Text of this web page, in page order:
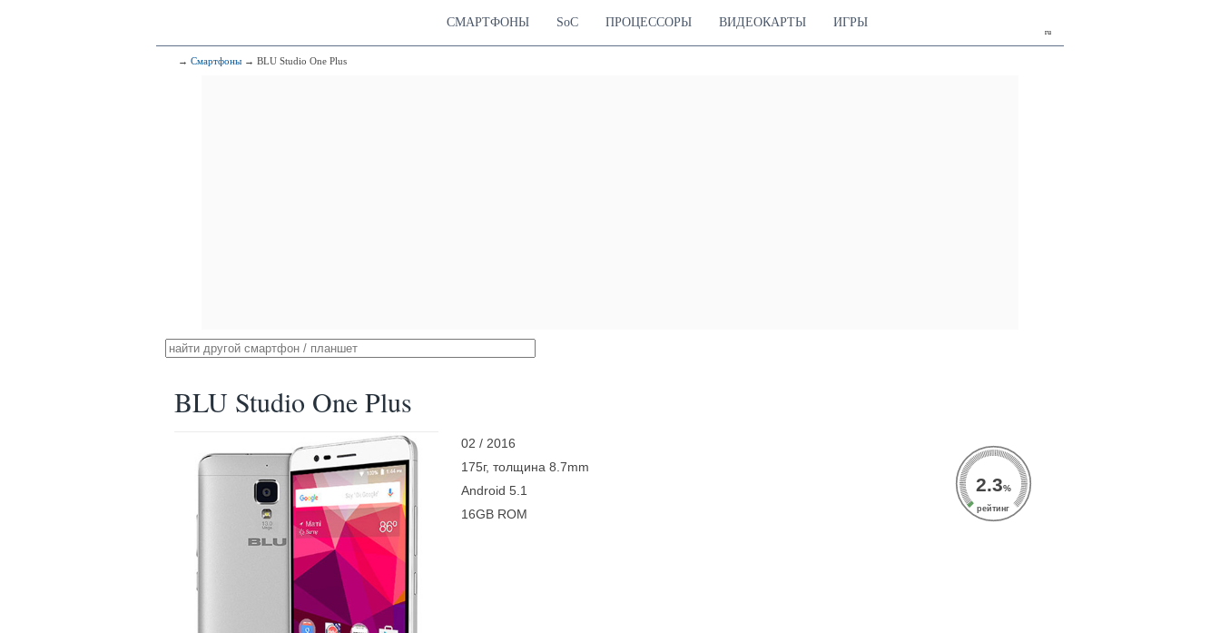
ru
СМАРТФОНЫ SoC ПРОЦЕССОРЫ ВИДЕОКАРТЫ ИГРЫ
→ Смартфоны → BLU Studio One Plus
BLU Studio One Plus
02 / 2016
175г, толщина 8.7mm
Android 5.1
16GB ROM
2.3%
рейтинг